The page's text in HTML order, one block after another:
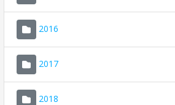
2016
2017
2018